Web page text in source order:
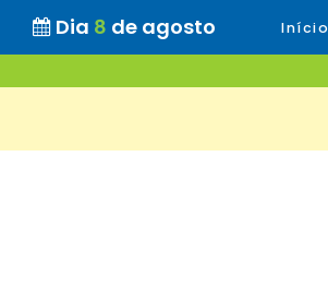
Dia 8 de agosto Início